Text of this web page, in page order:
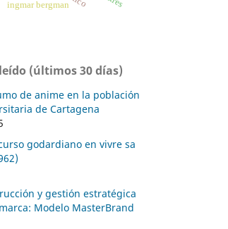
ingmar bergman
(últimos 30 días)
de anime en la población
de Cartagena
godardiano en vivre sa
y gestión estratégica
Modelo MasterBrand